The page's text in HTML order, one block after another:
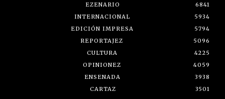
EZENARIO
6841
INTERNACIONAL
5934
EDICIÓN IMPRESA
5794
REPORTAJEZ
5096
CULTURA
4225
OPINIONEZ
4059
ENSENADA
3938
CARTAZ
3501